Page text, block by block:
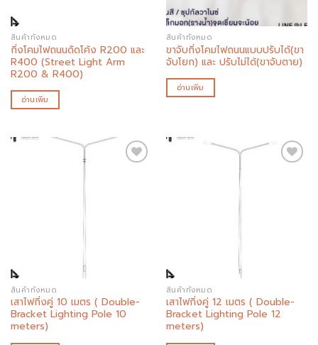
สินค้าทั้งหมด
กิ่งโคมไฟถนนดัดโค้ง R200 และ
R400 (Street Light Arm
R200 & R400)
อ่านเพิ่ม
สินค้าทั้งหมด
ขาจับกิ่งโคมไฟถนนแบบปรับได้(ขา
จับโยก) และ ปรับไม่ได้(ขาจับตาย)
อ่านเพิ่ม
สินค้าทั้งหมด
เสาไฟกิ่งคู่ 10 เมตร ( Double-
Bracket Lighting Pole 10
meters)
สินค้าทั้งหมด
เสาไฟกิ่งคู่ 12 เมตร ( Double-
Bracket Lighting Pole 12
meters)